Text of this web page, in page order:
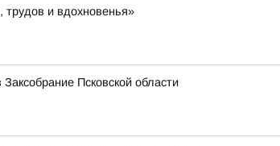
и вдохновенья»
Псковской области